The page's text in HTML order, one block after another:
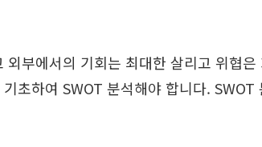
부에서의 기회는 최대한 살리고 위협
초하여 SWOT 분석해야 합니다.